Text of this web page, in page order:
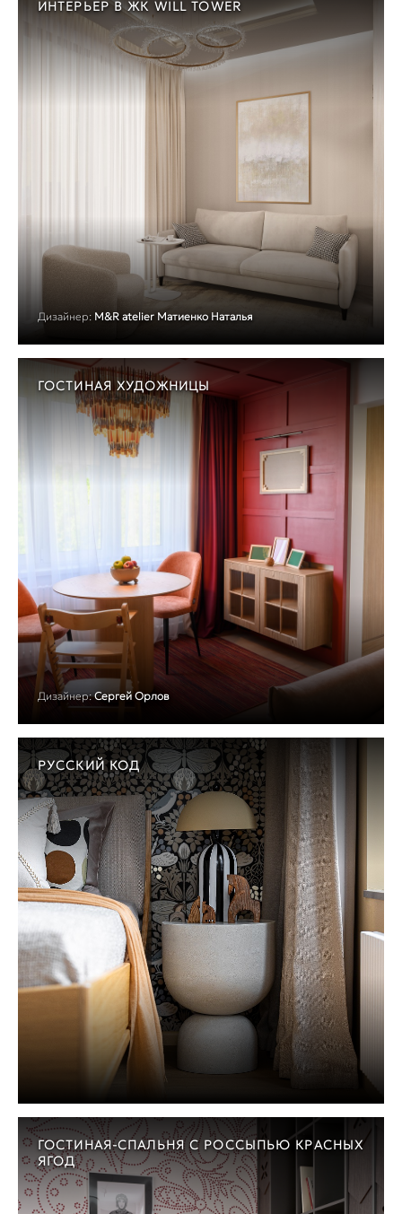
ИНТЕРЬЕР В ЖК WILL TOWER
Дизайнер: M&R atelier Матиенко Наталья
ГОСТИНАЯ ХУДОЖНИЦЫ
Дизайнер: Сергей Орлов
РУССКИЙ КОД
ГОСТИНАЯ-СПАЛЬНЯ С РОССЫПЬЮ КРАСНЫХ
ЯГОД